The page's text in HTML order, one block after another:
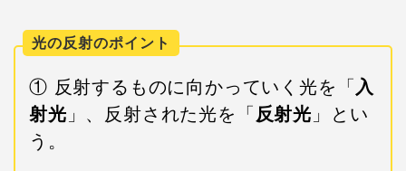
光の反射のポイント
① 反射するものに向かっていく光を「 入
射光 」、反射された光を「 反射光 」とい
う。